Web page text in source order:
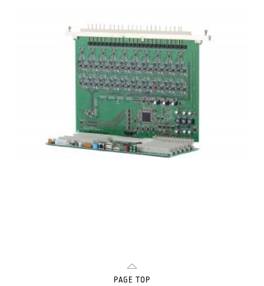
PAGE TOP